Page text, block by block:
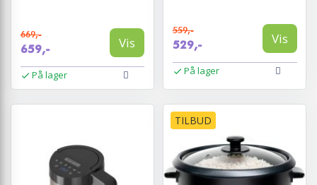
669,-
659,- Vis
På lager
559,-
529,- Vis
På lager
TILBUD